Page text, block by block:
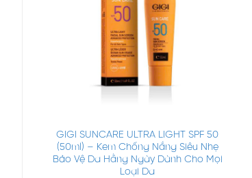
GIGI SUNCARE ULTRA LIGHT SPF 50
(50ml) – Kem Chống Nắng Siêu Nhẹ
Bảo Vệ Da Hằng Ngày Dành Cho Mọi
Loại Da